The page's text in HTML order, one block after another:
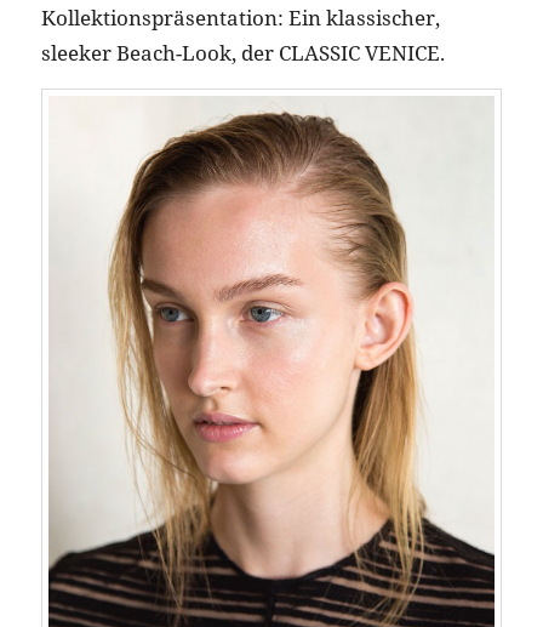
Kollektionspräsentation: Ein klassischer,
sleeker Beach-Look, der CLASSIC VENICE.